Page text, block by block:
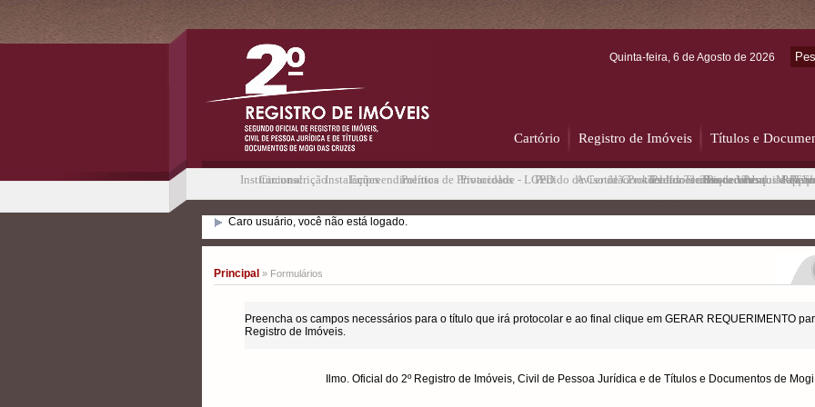
Quinta-feira, 6 de Agosto de 2026
Cartório
Institucional Instalações Política de Privacidade - LGPD Aviso de Cookies Termos de uso Mapa
Registro de Imóveis
Circunscrição Empreendimentos Protocolos Pedido de Certidão Pedido de Busca Verbal
Títulos e
Protocolos Requerimentos de
Protocolos
Telefones úteis Pesquisa de
Caro usuário, você não está logado.
Principal » Formulários
Preencha os campos necessários para o título que irá protocolar e ao final clique em GERAR REQUERIMENTO
Registro de Imóveis.
Ilmo. Oficial do 2º Registro de Imóveis, Civil de Pessoa Jurídica e de Títulos e Documentos de